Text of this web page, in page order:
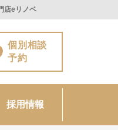
店eリノベ
個別相談
予約
採用情報